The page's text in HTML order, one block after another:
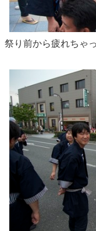
祭り前から疲れちゃ